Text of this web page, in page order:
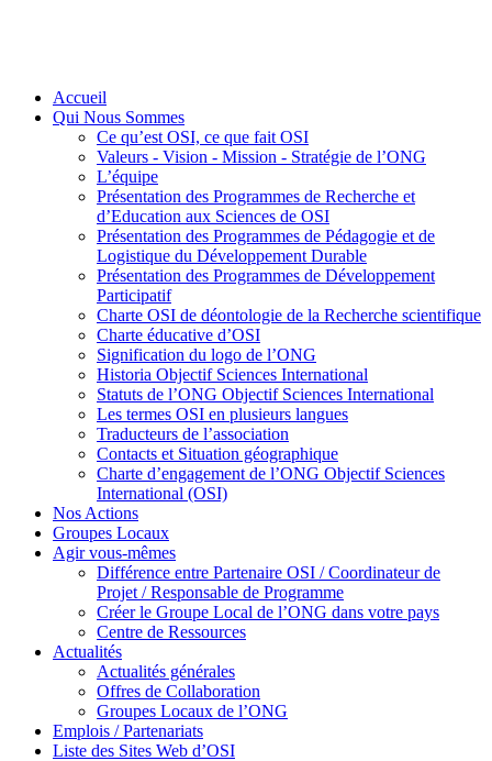
Accueil
Qui Nous Sommes
Ce qu’est OSI, ce que fait OSI
Valeurs - Vision - Mission - Stratégie de l’ONG
L’équipe
Présentation des Programmes de Recherche et
d’Education aux Sciences de OSI
Présentation des Programmes de Pédagogie et de
Logistique du Développement Durable
Présentation des Programmes de Développement
Participatif
Charte OSI de déontologie de la Recherche scientifique
Charte éducative d’OSI
Signification du logo de l’ONG
Historia Objectif Sciences International
Statuts de l’ONG Objectif Sciences International
Les termes OSI en plusieurs langues
Traducteurs de l’association
Contacts et Situation géographique
Charte d’engagement de l’ONG Objectif Sciences
International (OSI)
Nos Actions
Groupes Locaux
Agir vous-mêmes
Différence entre Partenaire OSI / Coordinateur de
Projet / Responsable de Programme
Créer le Groupe Local de l’ONG dans votre pays
Centre de Ressources
Actualités
Actualités générales
Offres de Collaboration
Groupes Locaux de l’ONG
Emplois / Partenariats
Liste des Sites Web d’OSI